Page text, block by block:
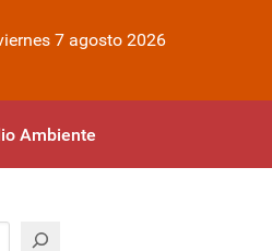
7 agosto 2026
Ambiente